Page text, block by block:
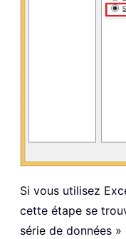
Si vous utilisez
cette étape se
série de données »